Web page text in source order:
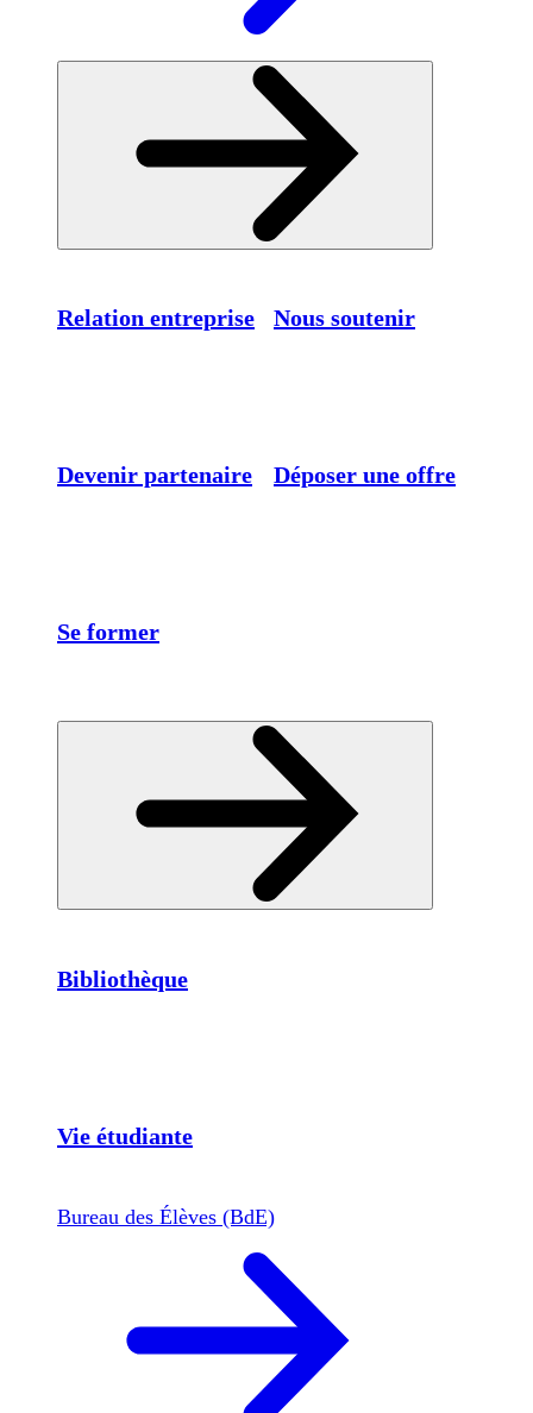
Relation entreprise Nous soutenir
Devenir partenaire Déposer une offre
Se former
Bibliothèque
Vie étudiante
Bureau des Élèves (BdE)